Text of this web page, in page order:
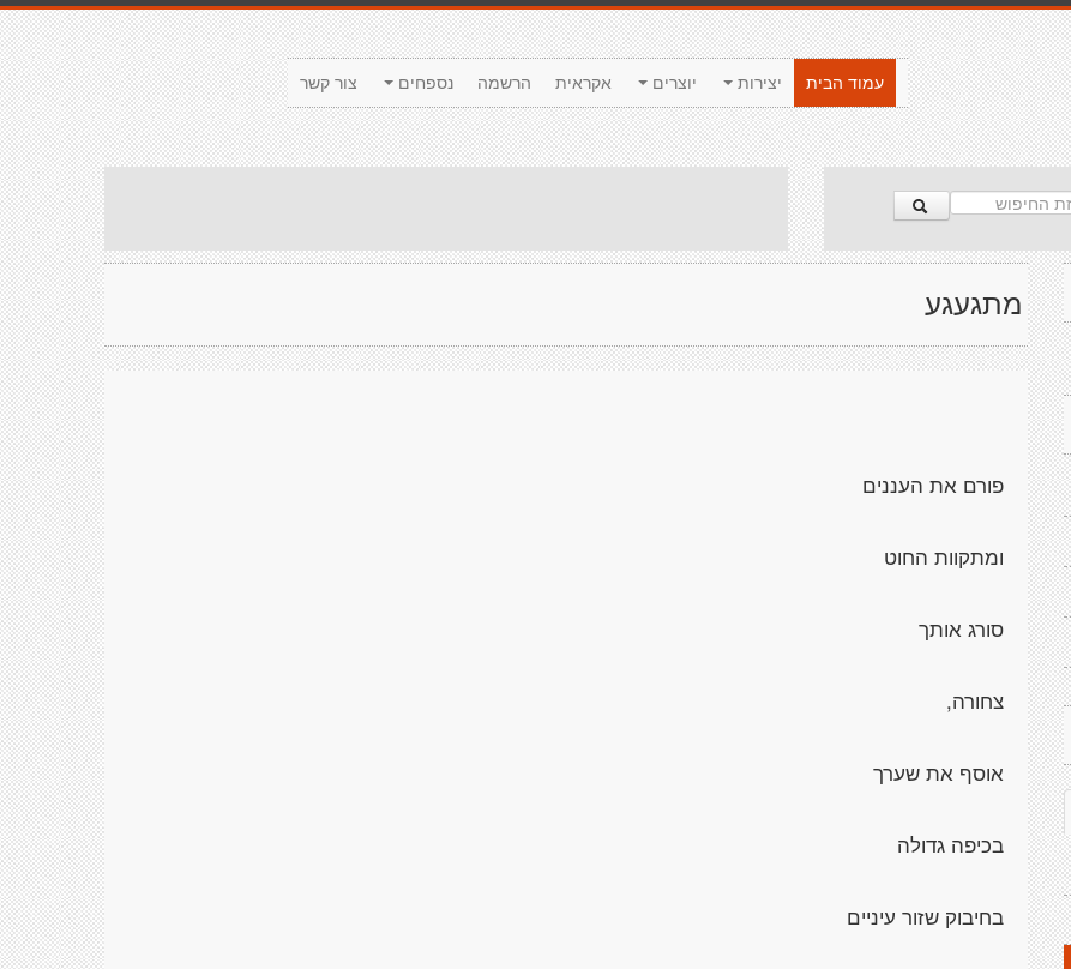
צור קשר נספחים הרשמה אקראית יוצרים יצירות
עמוד הבית
מתגעגע